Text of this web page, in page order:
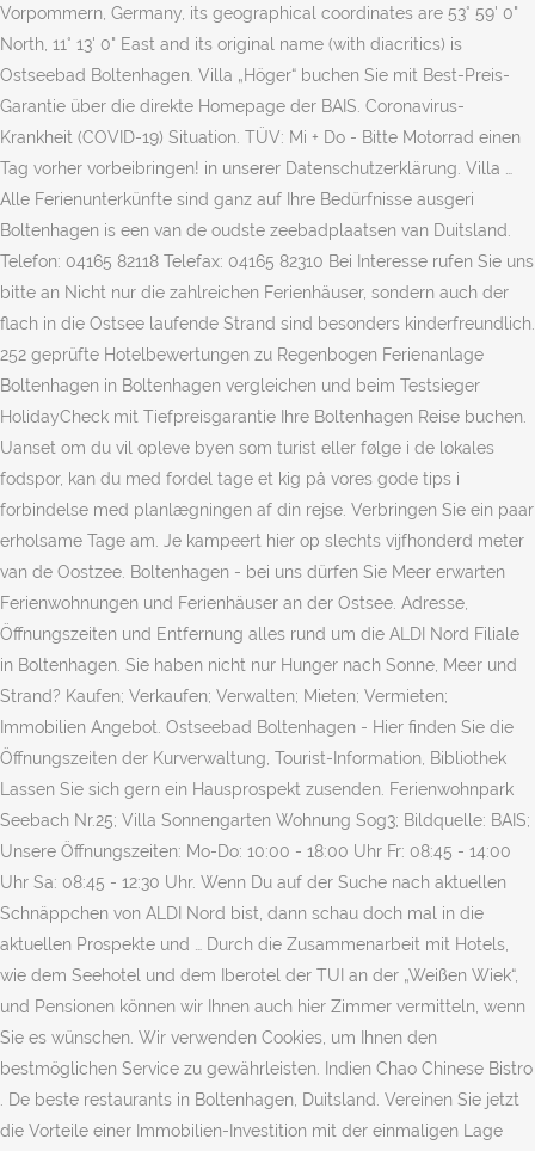
Vorpommern, Germany, its geographical coordinates are 53° 59' 0"
North, 11° 13' 0" East and its original name (with diacritics) is
Ostseebad Boltenhagen. Villa „Höger“ buchen Sie mit Best-Preis-
Garantie über die direkte Homepage der BAIS. Coronavirus-
Krankheit (COVID-19) Situation. TÜV: Mi + Do - Bitte Motorrad einen
Tag vorher vorbeibringen! in unserer Datenschutzerklärung. Villa …
Alle Ferienunterkünfte sind ganz auf Ihre Bedürfnisse ausgeri
Boltenhagen is een van de oudste zeebadplaatsen van Duitsland.
Telefon: 04165 82118 Telefax: 04165 82310 Bei Interesse rufen Sie uns
bitte an Nicht nur die zahlreichen Ferienhäuser, sondern auch der
flach in die Ostsee laufende Strand sind besonders kinderfreundlich.
252 geprüfte Hotelbewertungen zu Regenbogen Ferienanlage
Boltenhagen in Boltenhagen vergleichen und beim Testsieger
HolidayCheck mit Tiefpreisgarantie Ihre Boltenhagen Reise buchen.
Uanset om du vil opleve byen som turist eller følge i de lokales
fodspor, kan du med fordel tage et kig på vores gode tips i
forbindelse med planlægningen af din rejse. Verbringen Sie ein paar
erholsame Tage am. Je kampeert hier op slechts vijfhonderd meter
van de Oostzee. Boltenhagen - bei uns dürfen Sie Meer erwarten
Ferienwohnungen und Ferienhäuser an der Ostsee. Adresse,
Öffnungszeiten und Entfernung alles rund um die ALDI Nord Filiale
in Boltenhagen. Sie haben nicht nur Hunger nach Sonne, Meer und
Strand? Kaufen; Verkaufen; Verwalten; Mieten; Vermieten;
Immobilien Angebot. Ostseebad Boltenhagen - Hier finden Sie die
Öffnungszeiten der Kurverwaltung, Tourist-Information, Bibliothek
Lassen Sie sich gern ein Hausprospekt zusenden. Ferienwohnpark
Seebach Nr.25; Villa Sonnengarten Wohnung Sog3; Bildquelle: BAIS;
Unsere Öffnungszeiten: Mo-Do: 10:00 - 18:00 Uhr Fr: 08:45 - 14:00
Uhr Sa: 08:45 - 12:30 Uhr. Wenn Du auf der Suche nach aktuellen
Schnäppchen von ALDI Nord bist, dann schau doch mal in die
aktuellen Prospekte und … Durch die Zusammenarbeit mit Hotels,
wie dem Seehotel und dem Iberotel der TUI an der „Weißen Wiek“,
und Pensionen können wir Ihnen auch hier Zimmer vermitteln, wenn
Sie es wünschen. Wir verwenden Cookies, um Ihnen den
bestmöglichen Service zu gewährleisten. Indien Chao Chinese Bistro
. De beste restaurants in Boltenhagen, Duitsland. Vereinen Sie jetzt
die Vorteile einer Immobilien-Investition mit der einmaligen Lage